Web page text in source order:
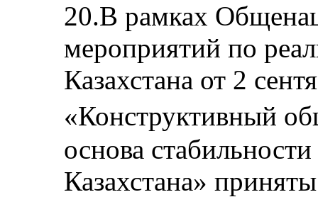
20.В рамках
мероприятий по
Казахстана от 2
«Конструктивный
основа
Казахстана»